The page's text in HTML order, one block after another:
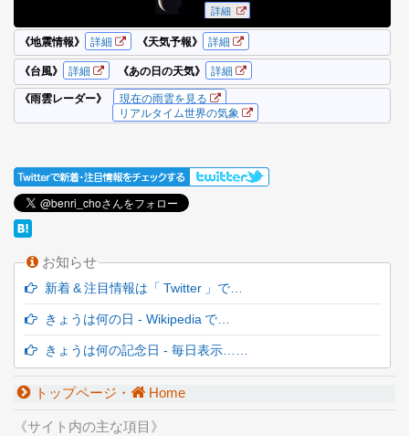
お知らせ
新着 & 注目情報は「 Twitter 」で…
きょうは何の日 - Wikipedia で…
きょうは何の記念日 - 毎日表示……
トップページ・ Home
《サイト内の主な項目》